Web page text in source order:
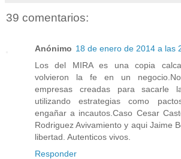
39 comentarios:
Anónimo 18 de enero de 2014 a las
Los del MIRA es una copia
volvieron la fe en un
empresas creadas para
utilizando estrategias como
engañar a incautos.Caso Cesar
Rodriguez Avivamiento y aqui Jaime
libertad. Autenticos vivos.
Responder